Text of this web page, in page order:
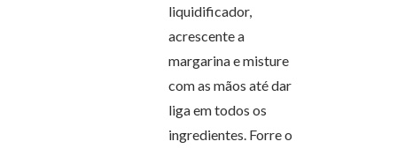
liquidificador,
acrescente a
margarina e misture
com as mãos até dar
liga em todos os
ingredientes. Forre o